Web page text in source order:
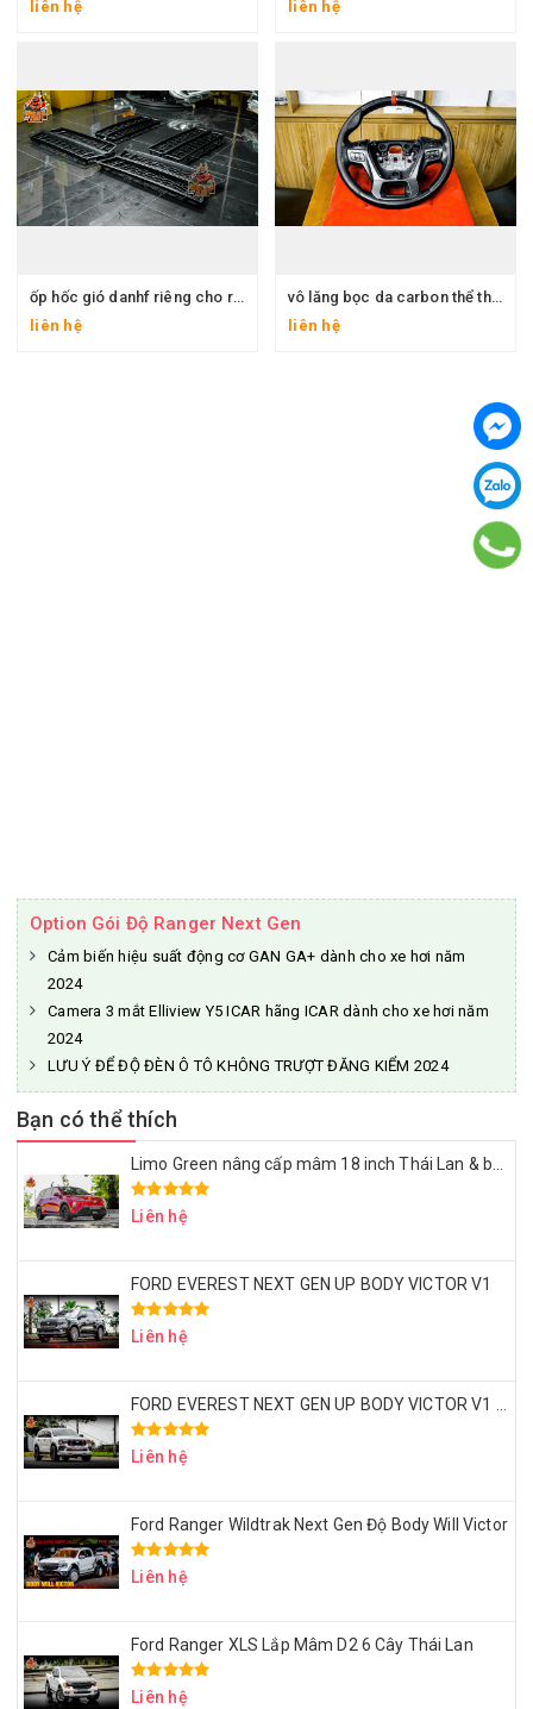
liên hệ liên hệ
ốp hốc gió danhf riêng cho raptor và ốp hốc gió cho everest. Wwitrak.
liên hệ
vô lăng bọc da carbon thể thao đẳng cấp
liên hệ
Option Gói Độ Ranger Next Gen
Cảm biến hiệu suất động cơ GAN GA+ dành cho xe hơi năm
2024
Camera 3 mắt Elliview Y5 ICAR hãng ICAR dành cho xe hơi năm
2024
LƯU Ý ĐỂ ĐỘ ĐÈN Ô TÔ KHÔNG TRƯỢT ĐĂNG KIỂM 2024
Bạn có thể thích
Limo Green nâng cấp mâm 18 inch Thái Lan & bọc ghế da Nappa – Đẹp sang, ngồi êm, dùng lâu dài
Liên hệ
FORD EVEREST NEXT GEN UP BODY VICTOR V1
Liên hệ
FORD EVEREST NEXT GEN UP BODY VICTOR V1 – MÂM LỐP 20 INCH – ỐP HEO BREMBO
Liên hệ
Ford Ranger Wildtrak Next Gen Độ Body Will Victor
Liên hệ
Ford Ranger XLS Lắp Mâm D2 6 Cây Thái Lan
Liên hệ